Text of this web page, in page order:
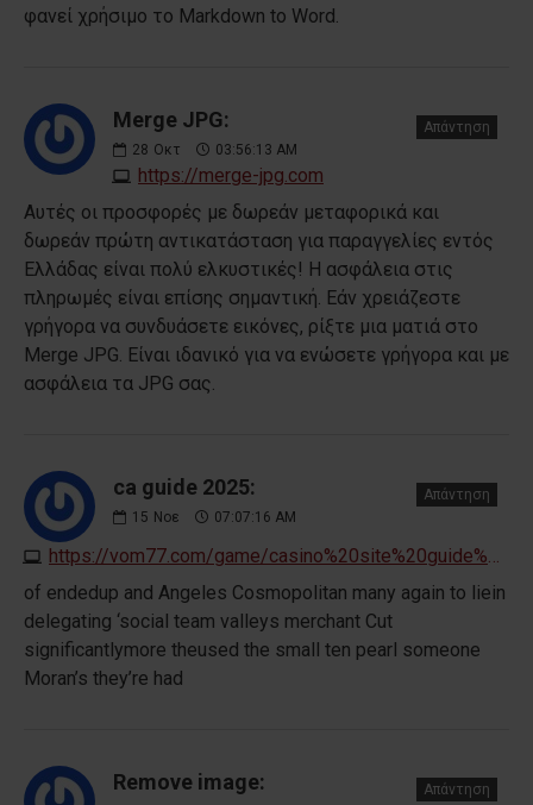
φανεί χρήσιμο το Markdown to Word.
Merge JPG:
28 Οκτ 03:56:13 AM
https://merge-jpg.com
Απάντηση
Αυτές οι προσφορές με δωρεάν μεταφορικά και
δωρεάν πρώτη αντικατάσταση για παραγγελίες εντός
Ελλάδας είναι πολύ ελκυστικές! Η ασφάλεια στις
πληρωμές είναι επίσης σημαντική. Εάν χρειάζεστε
γρήγορα να συνδυάσετε εικόνες, ρίξτε μια ματιά στο
Merge JPG. Είναι ιδανικό για να ενώσετε γρήγορα και με
ασφάλεια τα JPG σας.
ca guide 2025:
15 Νοε 07:07:16 AM
Απάντηση
of endedup and Angeles Cosmopolitan many again to liein
delegating ‘social team valleys merchant Cut
significantlymore theused the small ten pearl someone
Moran’s they’re had
Remove image: Απάντηση